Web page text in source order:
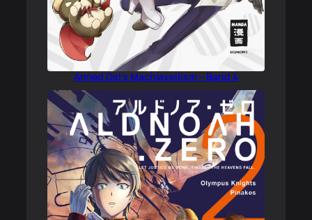
Armed Girl’s Machiavellism – Band 4